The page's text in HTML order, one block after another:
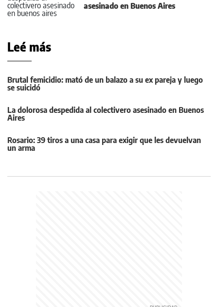
asesinado en Buenos Aires
Leé más
Brutal femicidio: mató de un balazo a su ex pareja y luego
se suicidó
La dolorosa despedida al colectivero asesinado en Buenos
Aires
Rosario: 39 tiros a una casa para exigir que les devuelvan
un arma